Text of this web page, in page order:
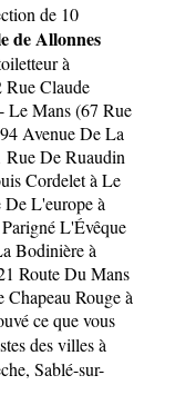
de 10
de Allonnes
à
Rue Claude
Le Mans (67 Rue
Avenue De La
De Ruaudin
Cordelet à Le
L'europe à
L'Évêque
Bodinière à
Route Du Mans
Rouge à
ce que vous
des villes à
, Sablé-sur-